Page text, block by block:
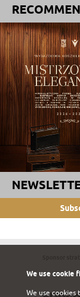
We use cookie
We use